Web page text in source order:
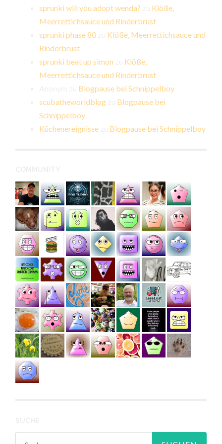
sprunki will you adopt wenda?
Klöße,
Meerrettichsauce und Rinderbrust
sprunki phase 80
Klöße, Meerrettichsauce und
Rinderbrust
sprunki beat up simon
Klöße,
Meerrettichsauce und Rinderbrust
Blogpause bei Schnippelboy
scubatheworldblog
Blogpause bei
Schnippelboy
Küchenereignisse
Blogpause bei Schnippelboy